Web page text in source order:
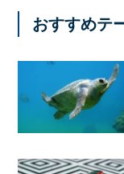
おすすめテ